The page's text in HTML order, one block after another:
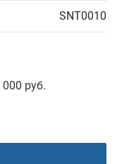
SNT0010
руб.